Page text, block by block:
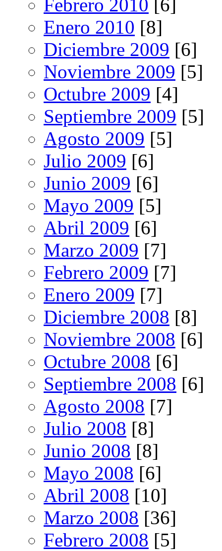
Febrero 2010 [6]
Enero 2010 [8]
Diciembre 2009 [6]
Noviembre 2009 [5]
Octubre 2009 [4]
Septiembre 2009 [5]
Agosto 2009 [5]
Julio 2009 [6]
Junio 2009 [6]
Mayo 2009 [5]
Abril 2009 [6]
Marzo 2009 [7]
Febrero 2009 [7]
Enero 2009 [7]
Diciembre 2008 [8]
Noviembre 2008 [6]
Octubre 2008 [6]
Septiembre 2008 [6]
Agosto 2008 [7]
Julio 2008 [8]
Junio 2008 [8]
Mayo 2008 [6]
Abril 2008 [10]
Marzo 2008 [36]
Febrero 2008 [5]